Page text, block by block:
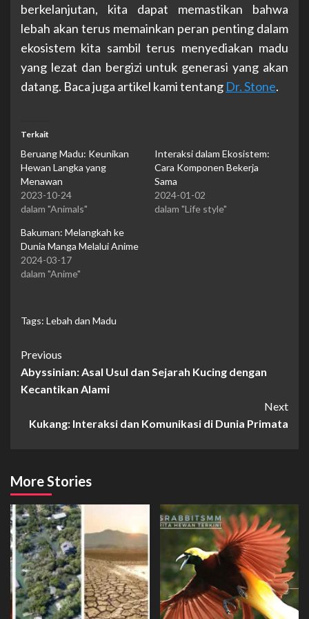
berkelanjutan, kita dapat memastikan bahwa
lebah akan terus memainkan peran penting dalam
ekosistem kita sambil terus menyediakan madu
yang lezat dan bergizi untuk generasi yang akan
datang. Baca juga artikel kami tentang Dr. Stone.
Terkait
Beruang Madu: Keunikan
Hewan Langka yang
Menawan
2023-10-24
dalam "Animals"
Interaksi dalam Ekosistem:
Cara Komponen Bekerja
Sama
2024-01-02
dalam "Life style"
Bakuman: Melangkah ke
Dunia Manga Melalui Anime
2024-03-17
dalam "Anime"
Tags: Lebah dan Madu
Continue
Reading
Previous
Abyssinian: Asal Usul dan Sejarah Kucing dengan
Kecantikan Alami
Next
Kukang: Interaksi dan Komunikasi di Dunia Primata
More Stories